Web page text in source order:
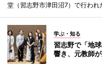
堂（習志野市津田沼7）で行われ
学ぶ・知る
習志野で「地
響き、元教師